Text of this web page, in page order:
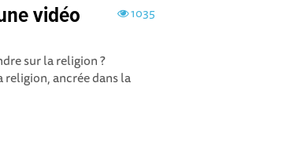
1035
vidéo
sur la religion ?
religion, ancrée dans la